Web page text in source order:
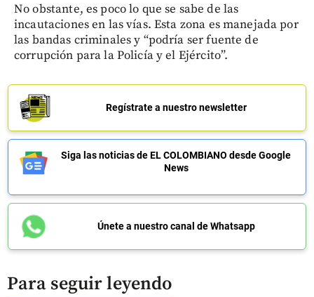
No obstante, es poco lo que se sabe de las
incautaciones en las vías. Esta zona es manejada por
las bandas criminales y “podría ser fuente de
corrupción para la Policía y el Ejército”.
Regístrate a nuestro newsletter
Siga las noticias de EL COLOMBIANO desde Google
News
Únete a nuestro canal de Whatsapp
Para seguir leyendo